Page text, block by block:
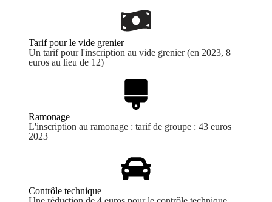
Tarif pour le vide grenier
Un tarif pour l'inscription au vide grenier (en 2023, 8
euros au lieu de 12)
Ramonage
L'inscription au ramonage : tarif de groupe : 43 euros
2023
Contrôle technique